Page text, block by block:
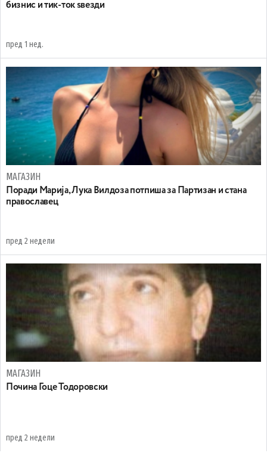
бизнис и тик-ток ѕвезди
пред 1 нед.
МАГАЗИН
Поради Марија, Лука Вилдоза потпиша за Партизан и стана
православец
пред 2 недели
МАГАЗИН
Почина Гоце Тодоровски
пред 2 недели